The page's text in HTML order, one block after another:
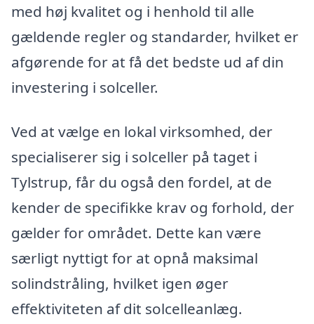
med høj kvalitet og i henhold til alle
gældende regler og standarder, hvilket er
afgørende for at få det bedste ud af din
investering i solceller.
Ved at vælge en lokal virksomhed, der
specialiserer sig i solceller på taget i
Tylstrup, får du også den fordel, at de
kender de specifikke krav og forhold, der
gælder for området. Dette kan være
særligt nyttigt for at opnå maksimal
solindstråling, hvilket igen øger
effektiviteten af dit solcelleanlæg.